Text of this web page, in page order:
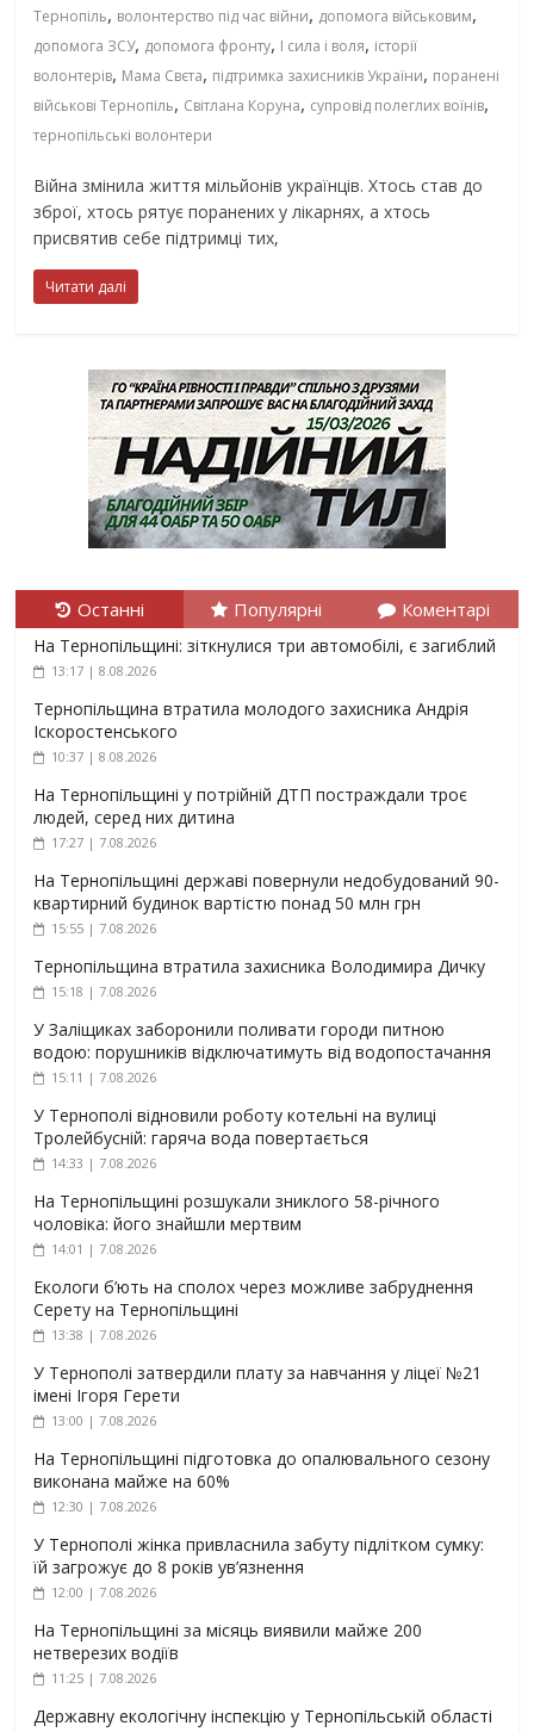
Тернопіль, волонтерство під час війни, допомога військовим,
допомога ЗСУ, допомога фронту, І сила і воля, історії
волонтерів, Мама Свєта, підтримка захисників України, поранені
військові Тернопіль, Світлана Коруна, супровід полеглих воїнів,
тернопільські волонтери
Війна змінила життя мільйонів українців. Хтось став до
зброї, хтось рятує поранених у лікарнях, а хтось
присвятив себе підтримці тих,
Читати далі
Останні Популярні Коментарі
На Тернопільщині: зіткнулися три автомобілі, є загиблий
13:17 | 8.08.2026
Тернопільщина втратила молодого захисника Андрія
Іскоростенського
10:37 | 8.08.2026
На Тернопільщині у потрійній ДТП постраждали троє
людей, серед них дитина
17:27 | 7.08.2026
На Тернопільщині державі повернули недобудований 90-
квартирний будинок вартістю понад 50 млн грн
15:55 | 7.08.2026
Тернопільщина втратила захисника Володимира Дичку
15:18 | 7.08.2026
У Заліщиках заборонили поливати городи питною
водою: порушників відключатимуть від водопостачання
15:11 | 7.08.2026
У Тернополі відновили роботу котельні на вулиці
Тролейбусній: гаряча вода повертається
14:33 | 7.08.2026
На Тернопільщині розшукали зниклого 58-річного
чоловіка: його знайшли мертвим
14:01 | 7.08.2026
Екологи б’ють на сполох через можливе забруднення
Серету на Тернопільщині
13:38 | 7.08.2026
У Тернополі затвердили плату за навчання у ліцеї №21
імені Ігоря Герети
13:00 | 7.08.2026
На Тернопільщині підготовка до опалювального сезону
виконана майже на 60%
12:30 | 7.08.2026
У Тернополі жінка привласнила забуту підлітком сумку:
їй загрожує до 8 років ув’язнення
12:00 | 7.08.2026
На Тернопільщині за місяць виявили майже 200
нетверезих водіїв
11:25 | 7.08.2026
Державну екологічну інспекцію у Тернопільській області